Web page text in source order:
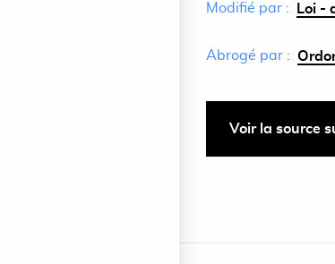
Modifié par : Loi -
Abrogé par :
Voir la source